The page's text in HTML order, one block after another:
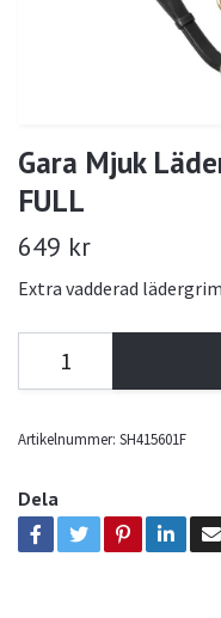
Gara Mjuk
FULL
649 kr
Extra vadderad
Artikelnummer: SH415601F
Dela